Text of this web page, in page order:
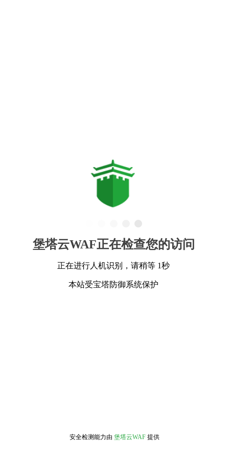
堡塔云WAF正在检查您的访问
正在进行人机识别，请稍等 1秒
本站受宝塔防御系统保护
安全检测能力由 堡塔云WAF 提供